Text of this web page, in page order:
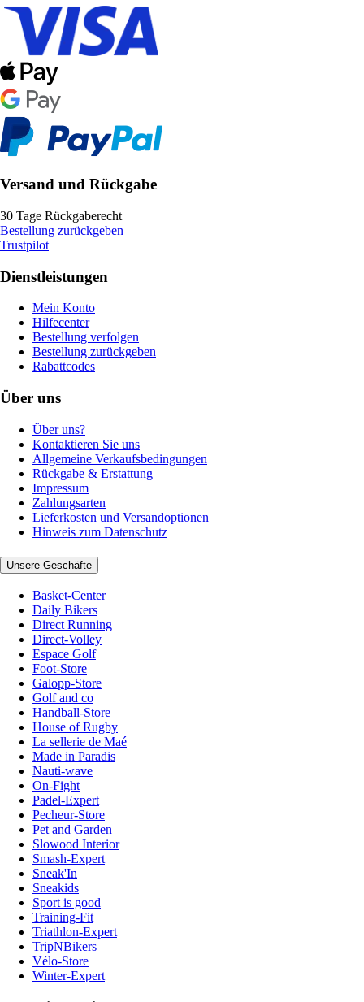
Versand und Rückgabe
30 Tage Rückgaberecht
Bestellung zurückgeben
Trustpilot
Dienstleistungen
Mein Konto
Hilfecenter
Bestellung verfolgen
Bestellung zurückgeben
Rabattcodes
Über uns
Über uns?
Kontaktieren Sie uns
Allgemeine Verkaufsbedingungen
Rückgabe & Erstattung
Impressum
Zahlungsarten
Lieferkosten und Versandoptionen
Hinweis zum Datenschutz
Unsere Geschäfte
Basket-Center
Daily Bikers
Direct Running
Direct-Volley
Espace Golf
Foot-Store
Galopp-Store
Golf and co
Handball-Store
House of Rugby
La sellerie de Maé
Made in Paradis
Nauti-wave
On-Fight
Padel-Expert
Pecheur-Store
Pet and Garden
Slowood Interior
Smash-Expert
Sneak'In
Sneakids
Sport is good
Training-Fit
Triathlon-Expert
TripNBikers
Vélo-Store
Winter-Expert